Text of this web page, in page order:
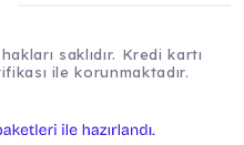
saklıdır. Kredi kartı
ile korunmaktadır.
e-